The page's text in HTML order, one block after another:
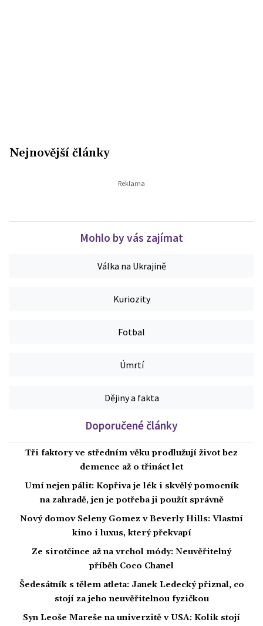
Nejnovější články
Mohlo by vás zajímat
Válka na Ukrajině
Kuriozity
Fotbal
Úmrtí
Dějiny a fakta
Doporučené články
Tři faktory ve středním věku prodlužují život bez
demence až o třináct let
Umí nejen pálit: Kopřiva je lék i skvělý pomocník
na zahradě, jen je potřeba ji použít správně
Nový domov Seleny Gomez v Beverly Hills: Vlastní
kino i luxus, který překvapí
Ze sirotčince až na vrchol módy: Neuvěřitelný
příběh Coco Chanel
Šedesátník s tělem atleta: Janek Ledecký přiznal, co
stojí za jeho neuvěřitelnou fyzičkou
Syn Leoše Mareše na univerzitě v USA: Kolik stojí